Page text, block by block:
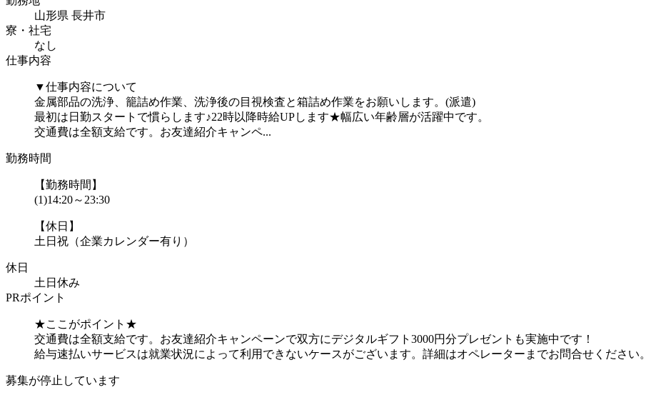
山形県 長井市
寮・社宅
なし
仕事内容
▼仕事内容について
金属部品の洗浄、籠詰め作業、洗浄後の目視検査と箱詰め作業をお願いします。(派遣)
最初は日勤スタートで慣らします♪22時以降時給UPします★幅広い年齢層が活躍中です。
交通費は全額支給です。お友達紹介キャンペ...
勤務時間
【勤務時間】
(1)14:20～23:30
【休日】
土日祝（企業カレンダー有り）
休日
土日休み
PRポイント
★ここがポイント★
交通費は全額支給です。お友達紹介キャンペーンで双方にデジタルギフト3000円分プレゼントも実施中です！
給与速払いサービスは就業状況によって利用できないケースがございます。詳細はオペレーターまでお問合せください。
募集が停止しています